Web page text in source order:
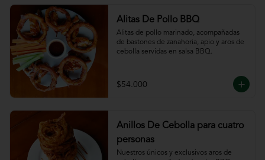
Alitas De Pollo BBQ
Alitas de pollo marinado, acompañadas
de bastones de zanahoria, apio y aros de
cebolla servidas en salsa BBQ.
$54.000
Anillos De Cebolla para cuatro
personas
Nuestros únicos y exclusivos aros de